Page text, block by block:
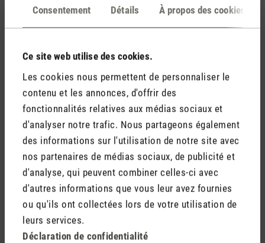
Consentement Détails À propos des cookies
Ce site web utilise des cookies.
Les cookies nous permettent de personnaliser le
contenu et les annonces, d'offrir des
fonctionnalités relatives aux médias sociaux et
d'analyser notre trafic. Nous partageons également
des informations sur l'utilisation de notre site avec
nos partenaires de médias sociaux, de publicité et
d'analyse, qui peuvent combiner celles-ci avec
d'autres informations que vous leur avez fournies
ou qu'ils ont collectées lors de votre utilisation de
leurs services.
Déclaration de confidentialité
Media release fragrance pins
Media release fragrance pins.doc
Stadler Form